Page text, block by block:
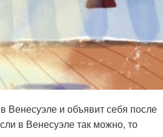
Венесуэле и объявит себя после
в Венесуэле так можно, то